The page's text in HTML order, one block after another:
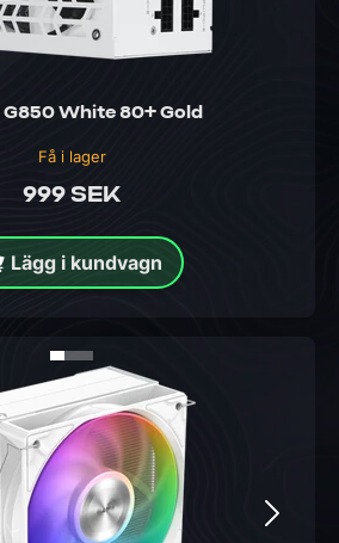
White 80+ Gold
999 SEK
Få i lager
Lägg i kundvagn